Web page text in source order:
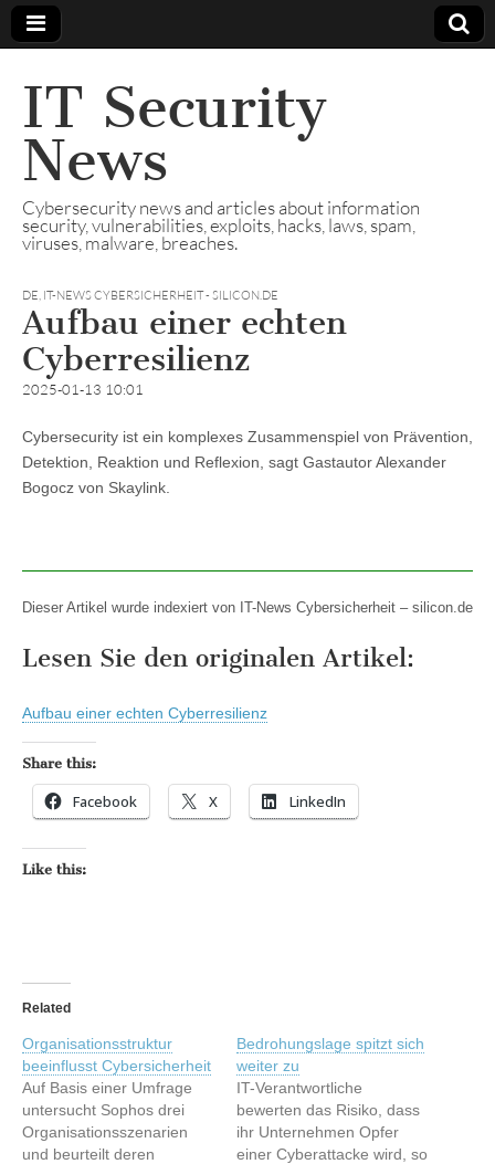
IT Security
News
Cybersecurity news and articles about information
security, vulnerabilities, exploits, hacks, laws, spam,
viruses, malware, breaches.
DE, IT-NEWS CYBERSICHERHEIT - SILICON.DE
Aufbau einer echten
Cyberresilienz
2025-01-13 10:01
Cybersecurity ist ein komplexes Zusammenspiel von Prävention,
Detektion, Reaktion und Reflexion, sagt Gastautor Alexander
Bogocz von Skaylink.
Dieser Artikel wurde indexiert von IT-News Cybersicherheit – silicon.de
Lesen Sie den originalen Artikel:
Aufbau einer echten Cyberresilienz
Share this:
Facebook X LinkedIn
Like this:
Related
Organisationsstruktur
beeinflusst Cybersicherheit
Auf Basis einer Umfrage
untersucht Sophos drei
Organisationsszenarien
und beurteilt deren
Bedrohungslage spitzt sich
weiter zu
IT-Verantwortliche
bewerten das Risiko, dass
ihr Unternehmen Opfer
einer Cyberattacke wird, so